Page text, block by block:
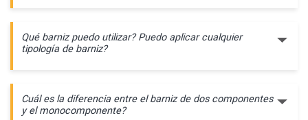
Qué barniz puedo utilizar? Puedo aplicar cualquier
tipología de barniz?
Cuál es la diferencia entre el barniz de dos componentes
y el monocomponente?